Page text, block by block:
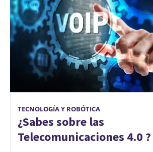
TECNOLOGÍA Y ROBÓTICA
¿Sabes sobre las
Telecomunicaciones 4.0 ?